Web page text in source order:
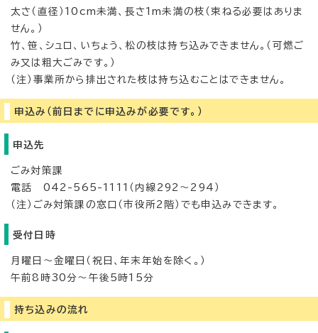
太さ（直径）10cm未満、長さ1m未満の枝（束ねる必要はありま
せん。）
竹、笹、シュロ、いちょう、松の枝は持ち込みできません。（可燃ご
み又は粗大ごみです。）
（注）事業所から排出された枝は持ち込むことはできません。
申込み（前日までに申込みが必要です。）
申込先
ごみ対策課
電話 042-565-1111（内線292～294）
（注）ごみ対策課の窓口（市役所2階）でも申込みできます。
受付日時
月曜日～金曜日（祝日、年末年始を除く。）
午前8時30分～午後5時15分
持ち込みの流れ